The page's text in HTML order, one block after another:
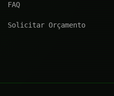
FAQ
Solicitar Orçamento